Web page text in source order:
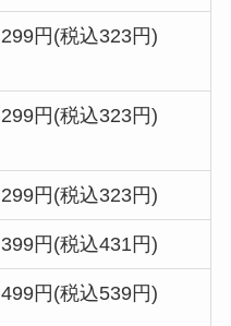
299円(税込323円)
299円(税込323円)
299円(税込323円)
399円(税込431円)
499円(税込539円)